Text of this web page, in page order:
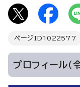
ページID 1022577
プロフィール